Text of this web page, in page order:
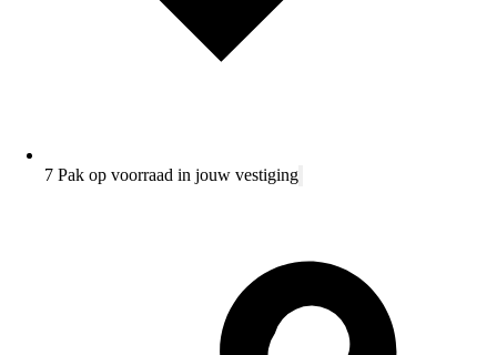
7 Pak op voorraad in jouw vestiging